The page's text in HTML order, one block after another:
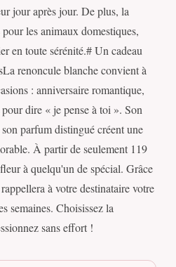
jour après jour. De plus, la
les animaux domestiques,
en toute sérénité.# Un cadeau
renoncule blanche convient à
: anniversaire romantique,
dire « je pense à toi ». Son
parfum distingué créent une
À partir de seulement 119
à quelqu'un de spécial. Grâce
à votre destinataire votre
semaines. Choisissez la
sans effort !